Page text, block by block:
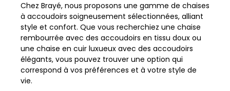
Chez Brayé, nous proposons une gamme de chaises
à accoudoirs soigneusement sélectionnées, alliant
style et confort. Que vous recherchiez une chaise
rembourrée avec des accoudoirs en tissu doux ou
une chaise en cuir luxueux avec des accoudoirs
élégants, vous pouvez trouver une option qui
correspond à vos préférences et à votre style de
vie.